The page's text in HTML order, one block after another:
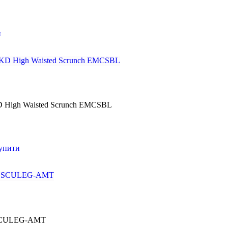
High Waisted Scrunch EMCSBL
AMT